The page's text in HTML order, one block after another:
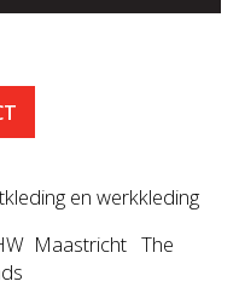
en werkkleding
Maastricht The